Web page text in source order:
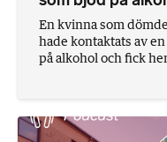
En kvinna som
hade kontaktats av
på alkohol och fick